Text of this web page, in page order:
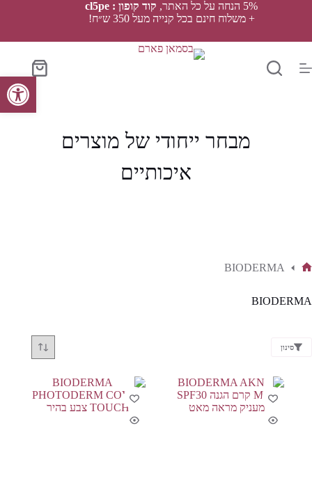
פתח סרגל נגישות
5% הנחה על כל האתר,
קוד קופון : cl5pe
+ משלוח חינם בכל קנייה מעל 350 ש״ח!
סל
הקניות
מבחר ייחודי של מוצרים
איכותיים
BIODERMA
BIODERMA
סינון